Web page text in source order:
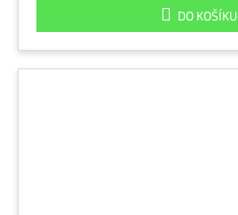
DO KOŠÍKU